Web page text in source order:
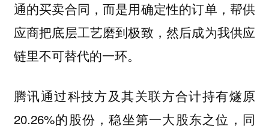
通的买卖合同，而是用确定性的订单，帮供
应商把底层工艺磨到极致，然后成为我供应
链里不可替代的一环。
腾讯通过科技方及其关联方合计持有燧原
20.26%的股份，稳坐第一大股东之位，同